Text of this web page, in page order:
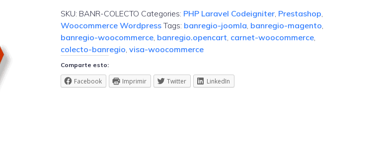
SKU: BANR-COLECTO Categories: PHP Laravel Codeigniter Prestashop
Woocommerce Wordpress Tags: banregio-joomla banregio-magento
banregio-woocommerce banregio.opencart carnet-woocommerce
colecto-banregio ,visa-woocommerce
Comparte esto:
Facebook Imprimir Twitter LinkedIn